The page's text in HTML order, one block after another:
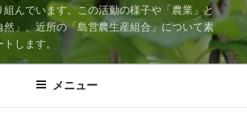
んでいます。この活動の様子や「農業」と
然」、近所の「島営農生産組合」について素
します。
メニュー